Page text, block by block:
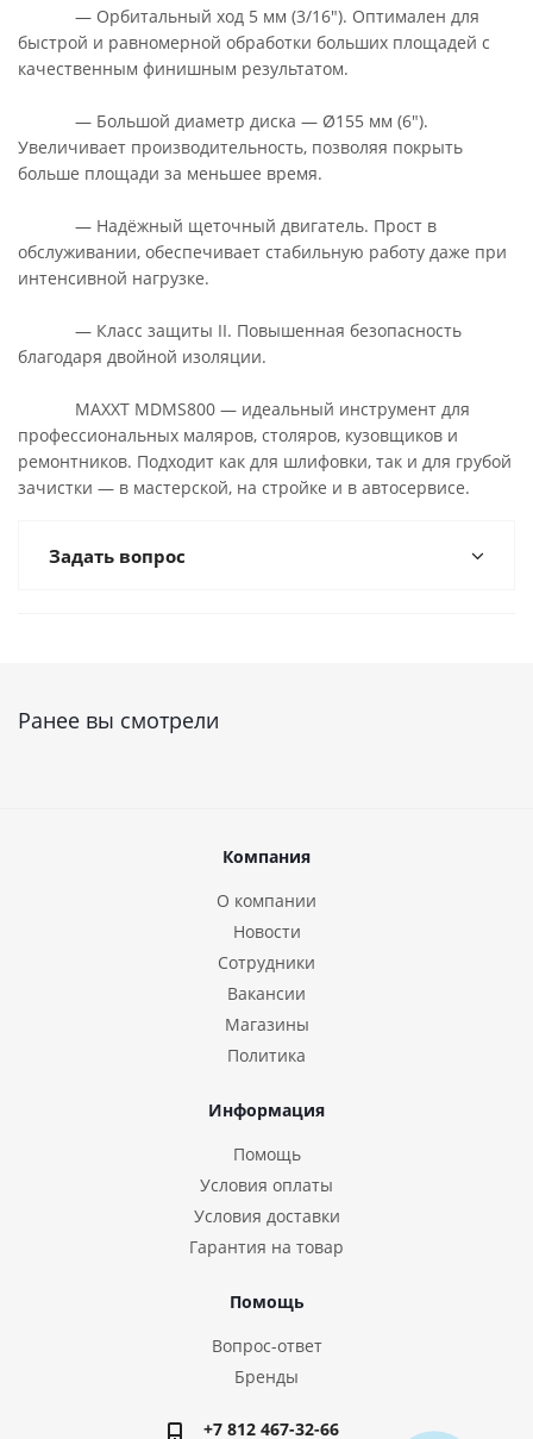
— Орбитальный ход 5 мм (3/16"). Оптимален для
быстрой и равномерной обработки больших площадей с
качественным финишным результатом.
— Большой диаметр диска — Ø155 мм (6").
Увеличивает производительность, позволяя покрыть
больше площади за меньшее время.
— Надёжный щеточный двигатель. Прост в
обслуживании, обеспечивает стабильную работу даже при
интенсивной нагрузке.
— Класс защиты II. Повышенная безопасность
благодаря двойной изоляции.
MAXXT MDMS800 — идеальный инструмент для
профессиональных маляров, столяров, кузовщиков и
ремонтников. Подходит как для шлифовки, так и для грубой
зачистки — в мастерской, на стройке и в автосервисе.
Задать вопрос
Ранее вы смотрели
Компания
О компании
Новости
Сотрудники
Вакансии
Магазины
Политика
Информация
Помощь
Условия оплаты
Условия доставки
Гарантия на товар
Помощь
Вопрос-ответ
Бренды
+7 812 467-32-66